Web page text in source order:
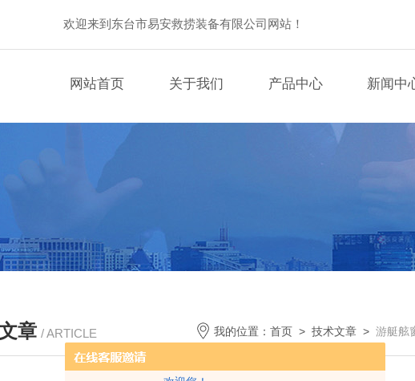
欢迎来到东台市易安救捞装备有限公司网站！
网站首页 关于我们 产品中心 新闻中
章 / ARTICLE 我的位置： 首页 > 技术文章 > 游艇舷